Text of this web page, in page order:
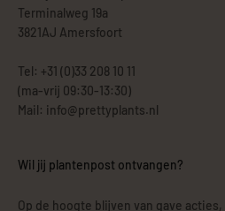
Terminalweg 19a
3821AJ Amersfoort
Tel: +31 (0)33 208 10 11
(ma-vrij 09:30-13:30)
Mail: info@prettyplants.nl
Wil jij plantenpost ontvangen?
Op de hoogte blijven van gave